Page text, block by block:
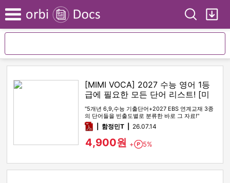
Menu Search
[MIMI VOCA] 2027 수능 영어 1등
급에 필요한 모든 단어 리스트! [미
미보카]
"5개년 6,9,수능 기출단어+2027 EBS 연계교재 3종
의 단어들을 빈출도별로 분류한 바로 그 자료!"
pdf함정민T 26.07.14
4,900원 + Point
5%